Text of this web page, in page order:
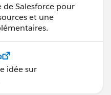
de Salesforce pour
et une
idée sur